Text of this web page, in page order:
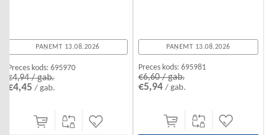
PAŅEMT 13.08.2026
Preces kods: 695970
€4,94 / gab.
€4,45/ gab.
PAŅEMT 13.08.2026
Preces kods: 695981
€6,60 / gab.
€5,94 / gab.